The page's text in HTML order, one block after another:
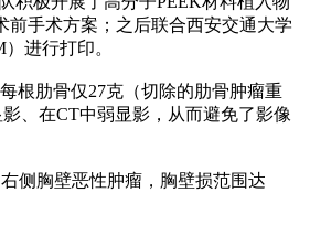
手术方案；之后联合西安交通大学
进行打印。
根肋骨仅27克（切除的肋骨肿瘤重
、在CT中弱显影，从而避免了影像
侧胸壁恶性肿瘤，胸壁损范围达